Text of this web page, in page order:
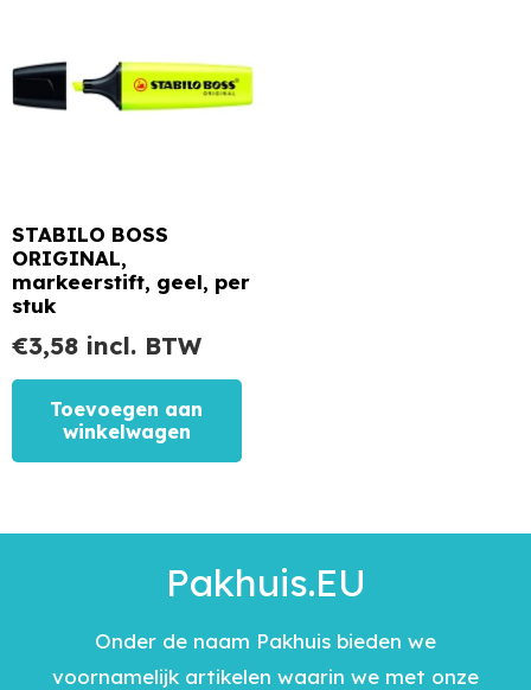
STABILO BOSS
ORIGINAL,
markeerstift, geel, per
stuk
€3,58 incl. BTW
Toevoegen aan
winkelwagen
Pakhuis.EU
Onder de naam Pakhuis bieden we
voornamelijk artikelen waarin we met onze